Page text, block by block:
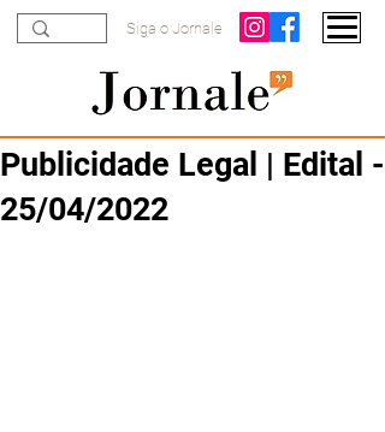
Siga o Jornale
Publicidade Legal | Edital -
25/04/2022